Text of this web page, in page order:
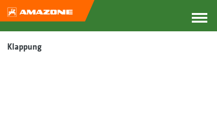
Klappung